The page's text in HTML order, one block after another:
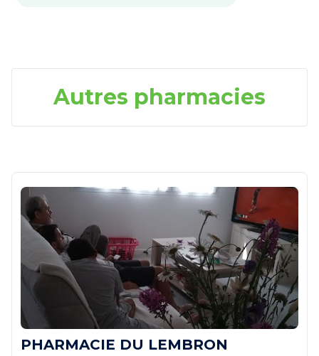
Autres pharmacies
PHARMACIE DU LEMBRON